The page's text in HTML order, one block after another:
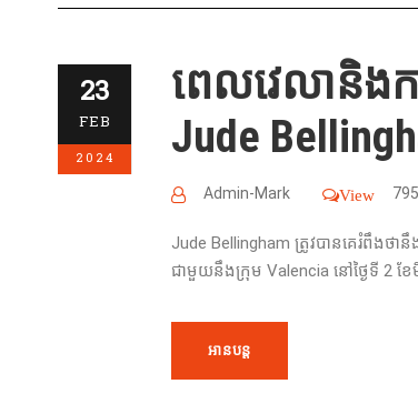
23
FEB
2024
ពេលវេលានិង
Jude
Admin-Mark View
Jude Bellingham ត្រូវបានគេរំពឹង
ជាមួយនឹងក្រុម Valencia នៅថ្ងៃទី 2
អានបន្ត